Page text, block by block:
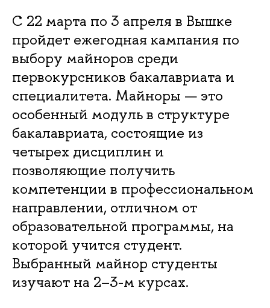
С 22 марта по 3 апреля в Вышке
пройдет ежегодная кампания по
выбору майноров среди
первокурсников бакалавриата и
специалитета. Майноры — это
особенный модуль в структуре
бакалавриата, состоящие из
четырех дисциплин и
позволяющие получить
компетенции в профессиональном
направлении, отличном от
образовательной программы, на
которой учится студент.
Выбранный майнор студенты
изучают на 2–3-м курсах.